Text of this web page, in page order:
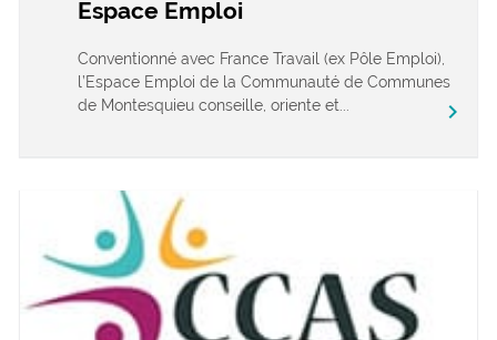
Espace Emploi
Conventionné avec France Travail (ex Pôle Emploi),
l’Espace Emploi de la Communauté de Communes
de Montesquieu conseille, oriente et...
chevron_right